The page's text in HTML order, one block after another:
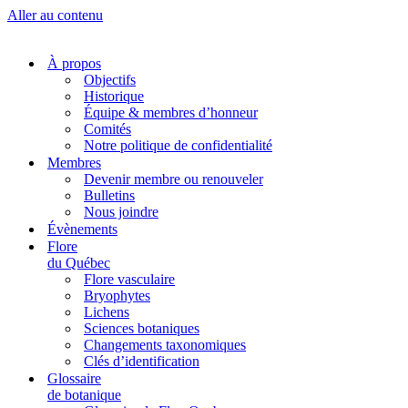
Aller au contenu
À propos
Objectifs
Historique
Équipe & membres d’honneur
Comités
Notre politique de confidentialité
Membres
Devenir membre ou renouveler
Bulletins
Nous joindre
Évènements
Flore
du Québec
Flore vasculaire
Bryophytes
Lichens
Sciences botaniques
Changements taxonomiques
Clés d’identification
Glossaire
de botanique